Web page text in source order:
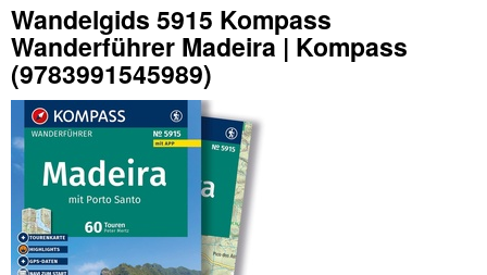
Wandelgids 5915 Kompass
Wanderführer Madeira | Kompass
(9783991545989)